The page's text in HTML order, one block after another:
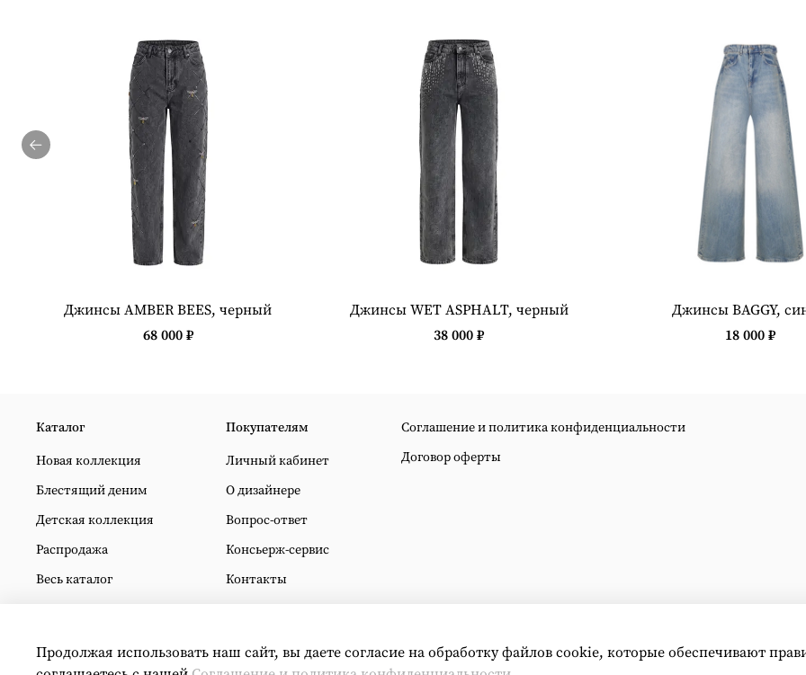
Джинсы AMBER BEES, черный
68 000 ₽
Джинсы WET ASPHALT, черный
38 000 ₽
Джинсы BAGGY,
18 000 ₽
Каталог
Новая коллекция
Блестящий деним
Детская коллекция
Распродажа
Весь каталог
Покупателям
Личный кабинет
О дизайнере
Вопрос-ответ
Консьерж-сервис
Контакты
Соглашение и политика конфиденциальности
Договор оферты
Продолжая использовать наш сайт, вы даете согласие на обработку файлов cookie, которые обеспечивают